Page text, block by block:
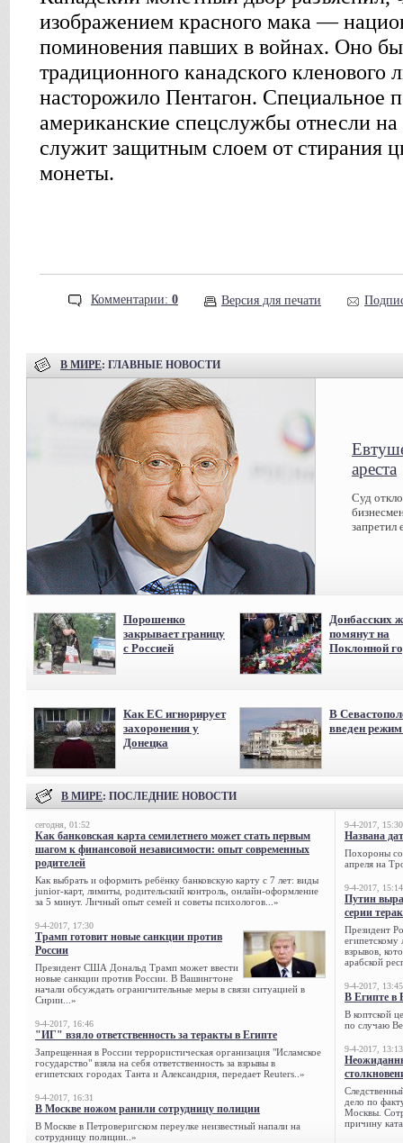
изображением красного мака —
поминовения павших в войнах. Оно
традиционного канадского кленового
насторожило Пентагон. Специальное
американские спецслужбы отнесли
служит защитным слоем от стирания
монеты.
Комментарии: 0 Версия для печати
В МИРЕ: ГЛАВНЫЕ НОВОСТИ
ареста
Суд
запретил
Порошенко
закрывает границу
с Россией
Донбасских
помянут на
Поклонной
Как ЕС игнорирует
захоронения у
Донецка
В
введен
В МИРЕ: ПОСЛЕДНИЕ НОВОСТИ
сегодня, 01:52
Как банковская карта семилетнего может стать первым
шагом к финансовой независимости: опыт современных
родителей
Как выбрать и оформить ребёнку банковскую карту с 7 лет: виды
junior-карт, лимиты, родительский контроль, онлайн-оформление
за 5 минут. Личный опыт семей и советы психологов...»
9-4-2017, 17:30
Трамп готовит новые санкции против
России
Президент США Дональд Трамп может ввести
новые санкции против России. В Вашингтоне
начали обсуждать ограничительные меры в связи ситуацией в
Сирии...»
9-4-2017, 16:46
"ИГ" взяло ответственность за теракты в Египте
Запрещенная в России террористическая организация "Исламское
государство" взяла на себя ответственность за взрывы в
египетских городах Танта и Александрия, передает Reuters..»
9-4-2017, 16:31
В Москве ножом ранили сотрудницу полиции
В Москве в Петроверигском переулке неизвестный напали на
сотрудницу полиции..»
9-4-2017, 15:30
Названа
Похороны
апреля на
9-4-2017, 15:14
Путин
серии
Президент
египетскому
взрывов,
арабской
9-4-2017, 13:45
В Египте в
В коптской
по случаю
9-4-2017, 13:13
дело по
Москвы.
причину